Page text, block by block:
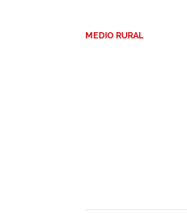
MEDIO RURAL